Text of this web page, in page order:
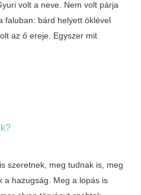
volt a neve. Nem volt párja
faluban: bárd helyett öklével
az ő ereje. Egyszer mit
szeretnek, meg tudnak is, meg
a hazugság. Meg a lopás is